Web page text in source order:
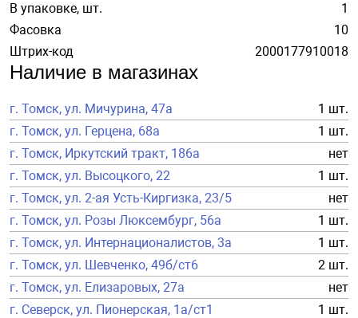
В упаковке, шт.
1
Фасовка
10
Штрих-код
2000177910018
Наличие в магазинах
г. Томск, ул. Мичурина, 47а
1 шт.
г. Томск, ул. Герцена, 68а
1 шт.
г. Томск, Иркутский тракт, 186а
нет
г. Томск, ул. Высоцкого, 22
1 шт.
г. Томск, ул. 2-ая Усть-Киргизка, 23/5
нет
г. Томск, ул. Розы Люксембург, 56а
1 шт.
г. Томск, ул. Интернационалистов, 3а
1 шт.
г. Томск, ул. Шевченко, 49б/ст6
2 шт.
г. Томск, ул. Елизаровых, 27а
нет
г. Северск, ул. Пионерская, 1а/ст1
1 шт.